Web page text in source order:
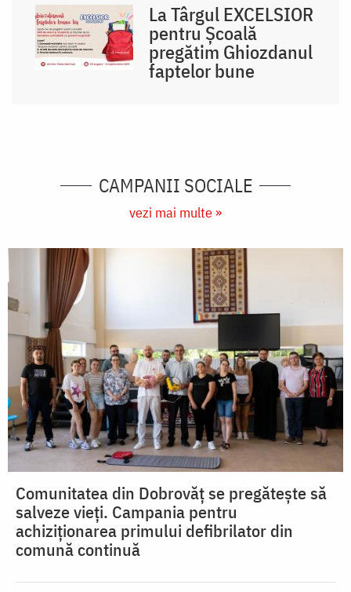
La Târgul EXCELSIOR
pentru Școală
pregătim Ghiozdanul
faptelor bune
CAMPANII SOCIALE
vezi mai multe »
Comunitatea din Dobrovăț se pregătește să
salveze vieți. Campania pentru
achiziționarea primului defibrilator din
comună continuă